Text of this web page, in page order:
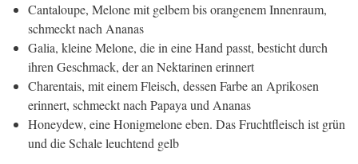
Cantaloupe, Melone mit gelbem bis orangenem Innenraum,
schmeckt nach Ananas
Galia, kleine Melone, die in eine Hand passt, besticht durch
ihren Geschmack, der an Nektarinen erinnert
Charentais, mit einem Fleisch, dessen Farbe an Aprikosen
erinnert, schmeckt nach Papaya und Ananas
Honeydew, eine Honigmelone eben. Das Fruchtfleisch ist grün
und die Schale leuchtend gelb